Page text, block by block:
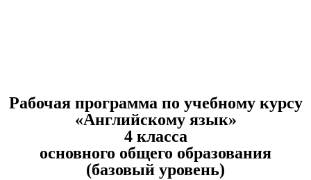
Рабочая программа по учебному курсу
«Английскому язык»
4 класса
основного общего образования
(базовый уровень)